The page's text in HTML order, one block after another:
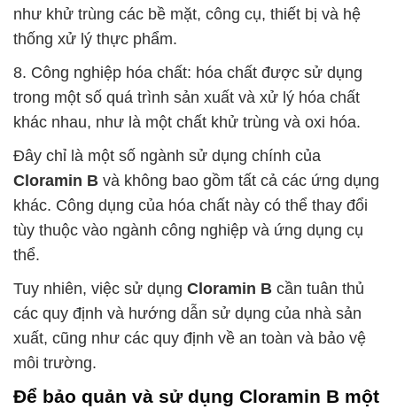
như khử trùng các bề mặt, công cụ, thiết bị và hệ
thống xử lý thực phẩm.
8. Công nghiệp hóa chất: hóa chất được sử dụng
trong một số quá trình sản xuất và xử lý hóa chất
khác nhau, như là một chất khử trùng và oxi hóa.
Đây chỉ là một số ngành sử dụng chính của
Cloramin B và không bao gồm tất cả các ứng dụng
khác. Công dụng của hóa chất này có thể thay đổi
tùy thuộc vào ngành công nghiệp và ứng dụng cụ
thể.
Tuy nhiên, việc sử dụng Cloramin B cần tuân thủ
các quy định và hướng dẫn sử dụng của nhà sản
xuất, cũng như các quy định về an toàn và bảo vệ
môi trường.
Để bảo quản và sử dụng Cloramin B một